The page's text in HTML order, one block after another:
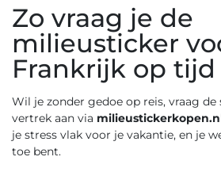
Zo vraag je de
milieusticker
Frankrijk op tijd
Wil je zonder gedoe op reis, vraag
vertrek aan via
je stress vlak voor je vakantie, en je
toe bent.